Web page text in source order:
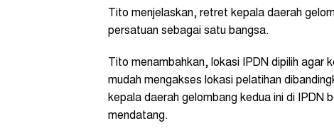
Tito menjelaskan, retret kepala daerah
persatuan sebagai satu bangsa.
Tito menambahkan, lokasi IPDN dipilih
mudah mengakses lokasi pelatihan
kepala daerah gelombang kedua ini di IPDN
mendatang.